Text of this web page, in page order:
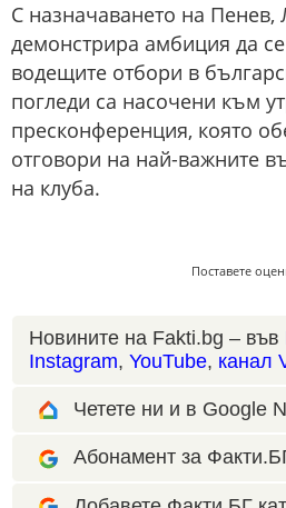
С назначаването на
демонстрира амбиция да
водещите отбори в
погледи са насочени към
пресконференция, която
отговори на най-важните
на клуба.
Поставете
Новините на Fakti.bg – във
Instagram, YouTube, канал
Четете ни и в Google
Абонамент за